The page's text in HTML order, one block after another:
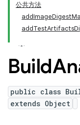
公共方法
Build
public class
extends Object